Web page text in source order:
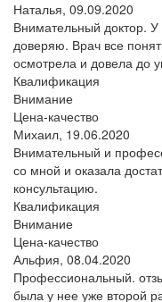
Наталья, 09.09.2020
Внимательный доктор.
доверяю. Врач все
осмотрела и довела до
Квалификация
Внимание
Цена-качество
Михаил, 19.06.2020
Внимательный и
со мной и оказала
консультацию.
Квалификация
Внимание
Цена-качество
Альфия, 08.04.2020
Профессиональный.
была у нее уже второй